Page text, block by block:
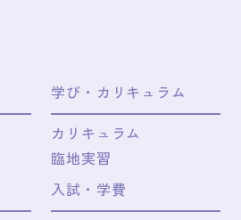
学び・カリキュラム
カリキュラム
臨地実習
入試・学費